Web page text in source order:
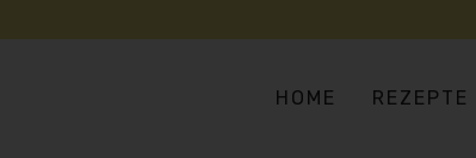
HOME REZEPTE